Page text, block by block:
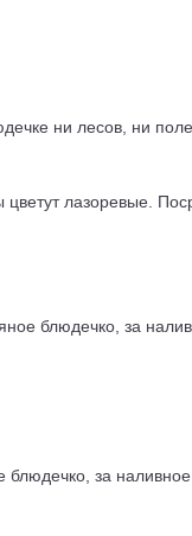
ни лесов, ни
лазоревые.
блюдечко, за
за наливное